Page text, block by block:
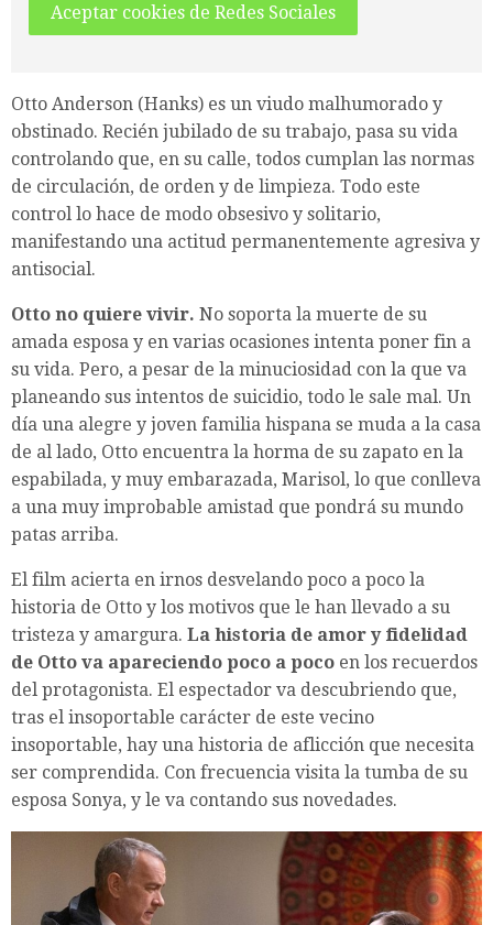
Aceptar cookies de Redes Sociales
Otto Anderson (Hanks) es un viudo malhumorado y
obstinado. Recién jubilado de su trabajo, pasa su vida
controlando que, en su calle, todos cumplan las normas
de circulación, de orden y de limpieza. Todo este
control lo hace de modo obsesivo y solitario,
manifestando una actitud permanentemente agresiva y
antisocial.
Otto no quiere vivir. No soporta la muerte de su
amada esposa y en varias ocasiones intenta poner fin a
su vida. Pero, a pesar de la minuciosidad con la que va
planeando sus intentos de suicidio, todo le sale mal. Un
día una alegre y joven familia hispana se muda a la casa
de al lado, Otto encuentra la horma de su zapato en la
espabilada, y muy embarazada, Marisol, lo que conlleva
a una muy improbable amistad que pondrá su mundo
patas arriba.
El film acierta en irnos desvelando poco a poco la
historia de Otto y los motivos que le han llevado a su
tristeza y amargura. La historia de amor y fidelidad
de Otto va apareciendo poco a poco en los recuerdos
del protagonista. El espectador va descubriendo que,
tras el insoportable carácter de este vecino
insoportable, hay una historia de aflicción que necesita
ser comprendida. Con frecuencia visita la tumba de su
esposa Sonya, y le va contando sus novedades.